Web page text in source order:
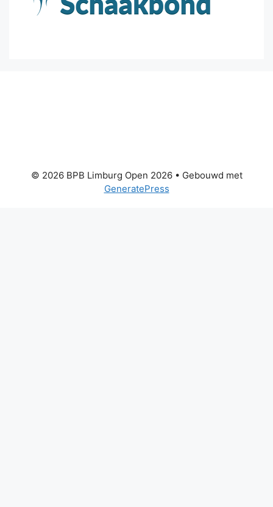
© 2026 BPB Limburg Open 2026• Gebouwd met
GeneratePress